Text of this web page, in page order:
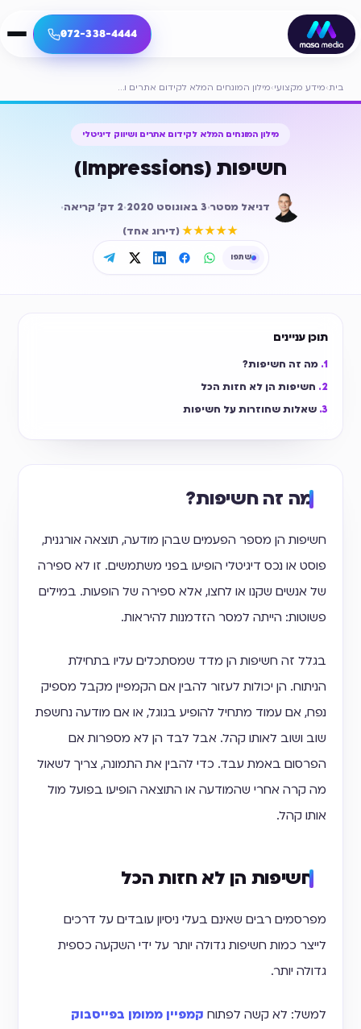
072-338-4444
בית›מידע מקצועי› מילון המונחים המלא לקידום אתרים ושיווק דיגיטלי
מילון המונחים המלא לקידום אתרים ושיווק דיגיטלי
חשיפות (Impressions)
דניאל מסטר·3 באוגוסט 2020 ·
2 דק׳ קריאה·
★★★★★
(דירוג אחד)
שתפו
מה זה חשיפות?
חשיפות הן מספר הפעמים שבהן מודעה, תוצאה אורגנית,
פוסט או נכס דיגיטלי הופיעו בפני משתמשים. זו לא ספירה
של אנשים שקנו או לחצו, אלא ספירה של הופעות. במילים
פשוטות: הייתה למסר הזדמנות להיראות.
בגלל זה חשיפות הן מדד שמסתכלים עליו בתחילת
הניתוח. הן יכולות לעזור להבין אם הקמפיין מקבל מספיק
נפח, אם עמוד מתחיל להופיע בגוגל, או אם מודעה נחשפת
שוב ושוב לאותו קהל. אבל לבד הן לא מספרות אם
הפרסום באמת עבד. כדי להבין את התמונה, צריך לשאול
מה קרה אחרי שהמודעה או התוצאה הופיעו בפועל מול
אותו קהל.
חשיפות הן לא חזות הכל
מפרסמים רבים שאינם בעלי ניסיון עובדים על דרכים
לייצר כמות חשיפות גדולה יותר על ידי השקעה כספית
גדולה יותר.
למשל: לא קשה לפתוח קמפיין ממומן בפייסבוק
תוכן עניינים
מה זה חשיפות?
חשיפות הן לא חזות הכל
שאלות שחוזרות על חשיפות